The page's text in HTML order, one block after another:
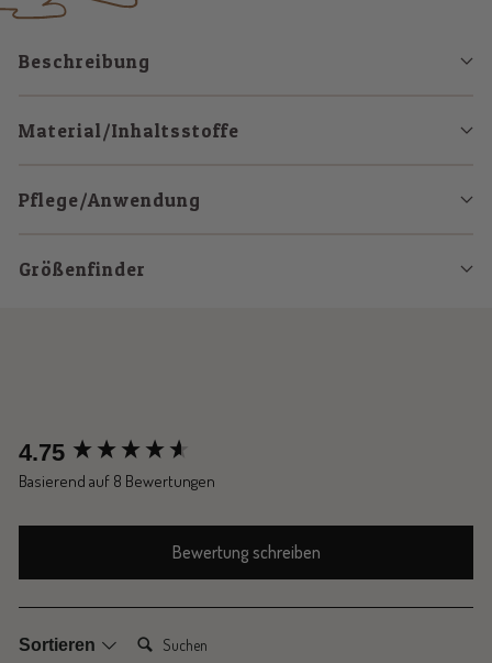
Beschreibung
Material/Inhaltsstoffe
Pflege/Anwendung
Größenfinder
4.75
Basierend auf 8 Bewertungen
Bewertung schreiben
Sortieren Suchen:
New content loaded